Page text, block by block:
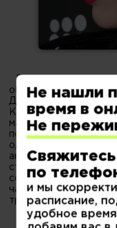
Еще несколько лет
обладательниц
Девушки,
Карибского моря»
мастеров повторить
популярностью
однообразия, и
антитренд.
стрижка пикси,
современно,
части, позволяющее
трендовую прическу.
Не нашли
время в
Не
по
и мы
расписание,
удобное